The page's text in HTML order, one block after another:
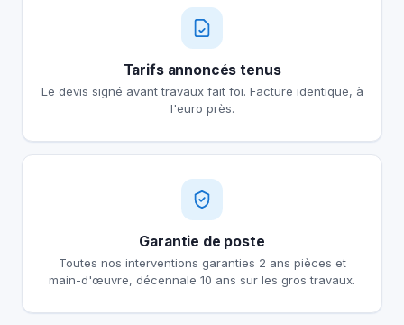
Tarifs annoncés tenus
Le devis signé avant travaux fait foi. Facture identique, à
l'euro près.
Garantie de poste
Toutes nos interventions garanties 2 ans pièces et
main-d'œuvre, décennale 10 ans sur les gros travaux.